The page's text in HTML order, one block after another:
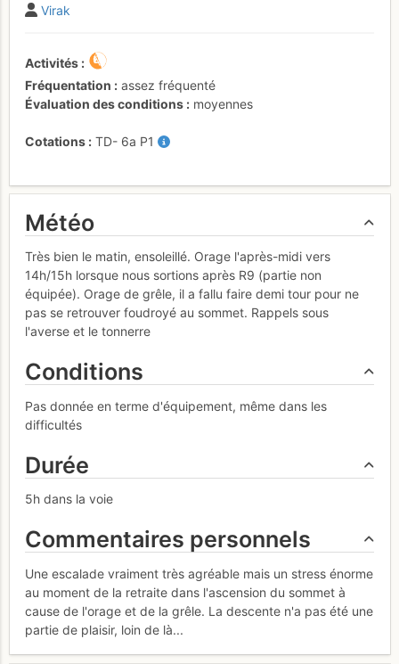
Virak
Activités
Fréquentation
assez fréquenté
Évaluation des conditions
moyennes
Cotations TD- 6a P1
Météo
Très bien le matin, ensoleillé. Orage l'après-midi vers
14h/15h lorsque nous sortions après R9 (partie non
équipée). Orage de grêle, il a fallu faire demi tour pour ne
pas se retrouver foudroyé au sommet. Rappels sous
l'averse et le tonnerre
Conditions
Pas donnée en terme d'équipement, même dans les
difficultés
Durée
5h dans la voie
Commentaires personnels
Une escalade vraiment très agréable mais un stress énorme
au moment de la retraite dans l'ascension du sommet à
cause de l'orage et de la grêle. La descente n'a pas été une
partie de plaisir, loin de là...